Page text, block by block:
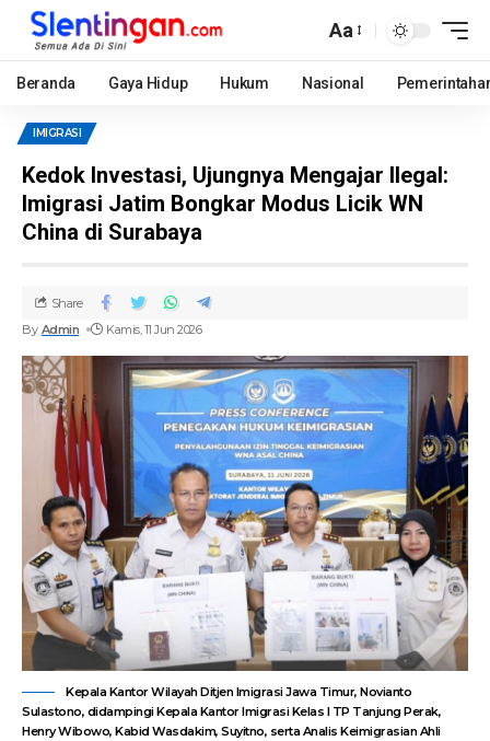
Aa
Beranda Gaya Hidup Hukum Nasional
IMIGRASI
Kedok Investasi, Ujungnya Mengajar Ilegal:
Imigrasi Jatim Bongkar Modus Licik WN
China di Surabaya
By Admin Kamis, 11 Jun 2026
Share
Kepala Kantor Wilayah Ditjen Imigrasi Jawa Timur, Novianto
Sulastono, didampingi Kepala Kantor Imigrasi Kelas I TP Tanjung Perak,
Henry Wibowo, Kabid Wasdakim, Suyitno, serta Analis Keimigrasian Ahli